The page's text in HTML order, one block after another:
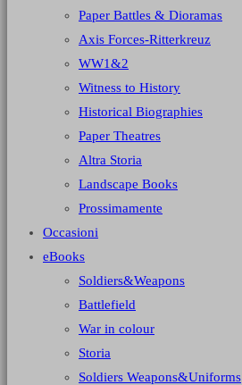
Paper Battles & Dioramas
Axis Forces-Ritterkreuz
WW1&2
Witness to History
Historical Biographies
Paper Theatres
Altra Storia
Landscape Books
Prossimamente
Occasioni
eBooks
Soldiers&Weapons
Battlefield
War in colour
Storia
Soldiers Weapons&Uniforms